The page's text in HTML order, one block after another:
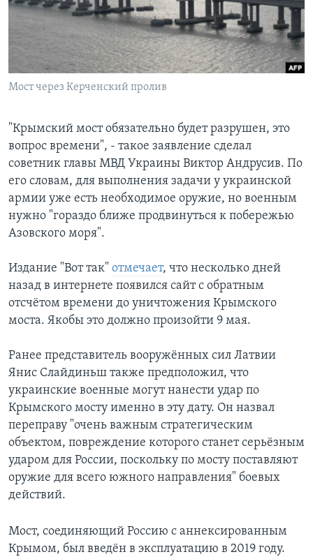
Learning English
СОЦИАЛЬНЫЕ СЕТИ
Языки
Мост через Керченский пролив
"Крымский мост обязательно будет разрушен, это
вопрос времени", - такое заявление сделал
советник главы МВД Украины Виктор Андрусив. По
его словам, для выполнения задачи у украинской
армии уже есть необходимое оружие, но военным
нужно "гораздо ближе продвинуться к побережью
Азовского моря".
Издание "Вот так" отмечает, что несколько дней
назад в интернете появился сайт с обратным
отсчётом времени до уничтожения Крымского
моста. Якобы это должно произойти 9 мая.
Ранее представитель вооружённых сил Латвии
Янис Слайдиньш также предположил, что
украинские военные могут нанести удар по
Крымского мосту именно в эту дату. Он назвал
переправу "очень важным стратегическим
объектом, повреждение которого станет серьёзным
ударом для России, поскольку по мосту поставляют
оружие для всего южного направления" боевых
действий.
Мост, соединяющий Россию с аннексированным
Крымом, был введён в эксплуатацию в 2019 году.